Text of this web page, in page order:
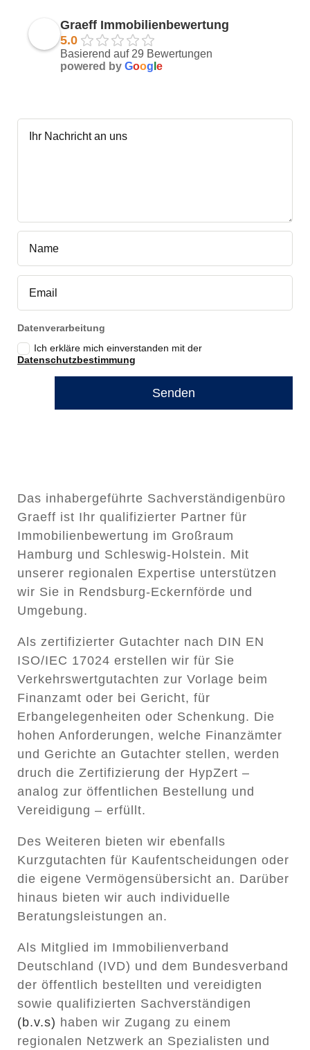
Graeff Immobilienbewertung
5.0
Basierend auf 29 Bewertungen
powered by Goog e
Datenverarbeitung
Ich erkläre mich einverstanden mit der
Datenschutzbestimmung
Senden
Das inhabergeführte Sachverständigenbüro
Graeff ist Ihr qualifizierter Partner für
Immobilienbewertung im Großraum
Hamburg und Schleswig-Holstein. Mit
unserer regionalen Expertise unterstützen
wir Sie in Rendsburg-Eckernförde und
Umgebung.
Als zertifizierter Gutachter nach DIN EN
ISO/IEC 17024 erstellen wir für Sie
Verkehrswertgutachten zur Vorlage beim
Finanzamt oder bei Gericht, für
Erbangelegenheiten oder Schenkung. Die
hohen Anforderungen, welche Finanzämter
und Gerichte an Gutachter stellen, werden
druch die Zertifizierung der HypZert –
analog zur öffentlichen Bestellung und
Vereidigung – erfüllt.
Des Weiteren bieten wir ebenfalls
Kurzgutachten für Kaufentscheidungen oder
die eigene Vermögensübersicht an. Darüber
hinaus bieten wir auch individuelle
Beratungsleistungen an.
Als Mitglied im Immobilienverband
Deutschland (IVD) und dem Bundesverband
der öffentlich bestellten und vereidigten
sowie qualifizierten Sachverständigen
(b.v.s) haben wir Zugang zu einem
regionalen Netzwerk an Spezialisten und